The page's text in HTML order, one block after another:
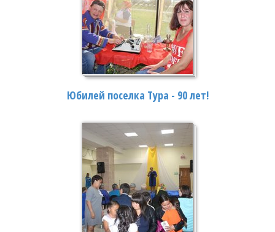
Юбилей поселка Тура - 90 лет!